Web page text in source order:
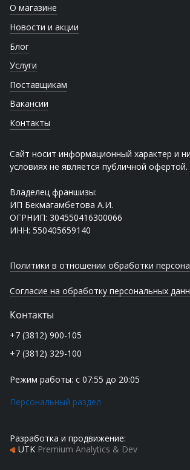
О магазине
Новости и акции
Блог
Услуги
Поставщикам
Вакансии
Контакты
Сайт носит информационный характер и
условиях не является публичной офертой.
Владелец франшизы:
ИП Бекмагамбетова А.И.
ОГРНИП: 304550416300066
ИНН: 550405659140
Политики в отношении обработки
Согласие на обработку персональных
Контакты
+7 (3812) 900-105
+7 (3812) 329-100
Режим работы: с 07:55 до 20:05
Персональный раздел
Разработка и продвижение:
UTK Premium Analytics & Dev